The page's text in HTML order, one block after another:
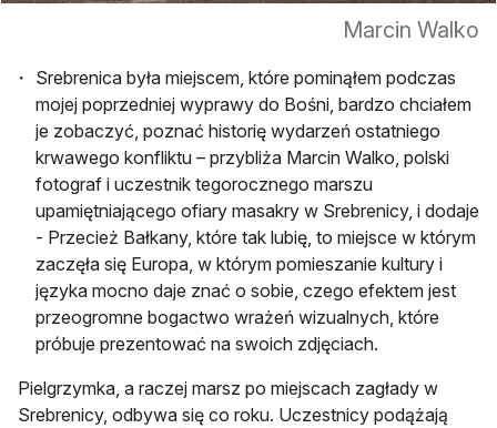
Marcin Walko
Srebrenica była miejscem, które pominąłem podczas
mojej poprzedniej wyprawy do Bośni, bardzo chciałem
je zobaczyć, poznać historię wydarzeń ostatniego
krwawego konfliktu – przybliża Marcin Walko, polski
fotograf i uczestnik tegorocznego marszu
upamiętniającego ofiary masakry w Srebrenicy, i dodaje
- Przecież Bałkany, które tak lubię, to miejsce w którym
zaczęła się Europa, w którym pomieszanie kultury i
języka mocno daje znać o sobie, czego efektem jest
przeogromne bogactwo wrażeń wizualnych, które
próbuje prezentować na swoich zdjęciach.
Pielgrzymka, a raczej marsz po miejscach zagłady w
Srebrenicy, odbywa się co roku. Uczestnicy podążają